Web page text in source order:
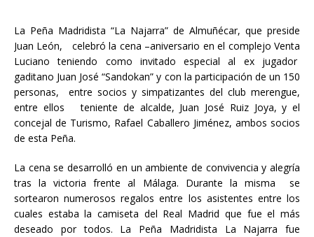
La Peña Madridista “La Najarra” de Almuñécar, que preside
Juan León, celebró la cena –aniversario en el complejo Venta
Luciano teniendo como invitado especial al ex jugador
gaditano Juan José “Sandokan” y con la participación de un 150
personas, entre socios y simpatizantes del club merengue,
entre ellos teniente de alcalde, Juan José Ruiz Joya, y el
concejal de Turismo, Rafael Caballero Jiménez, ambos socios
de esta Peña.
La cena se desarrolló en un ambiente de convivencia y alegría
tras la victoria frente al Málaga. Durante la misma se
sortearon numerosos regalos entre los asistentes entre los
cuales estaba la camiseta del Real Madrid que fue el más
deseado por todos. La Peña Madridista La Najarra fue